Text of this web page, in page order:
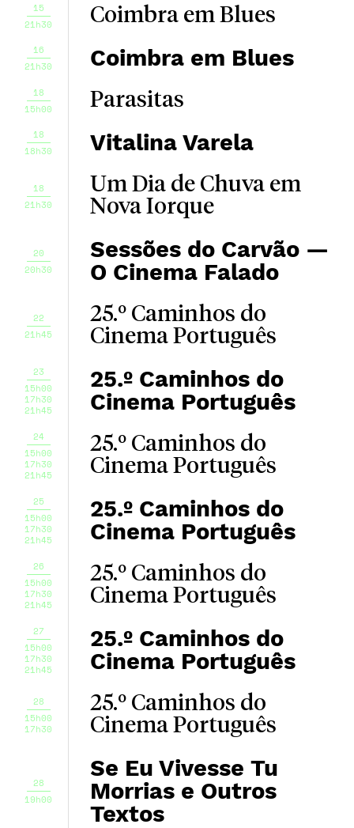
15
21h30
Coimbra em Blues
16
21h30
Coimbra em Blues
18
15h00
Parasitas
18
18h30
Vitalina Varela
18
21h30
Um Dia de Chuva em
Nova Iorque
20
20h30
Sessões do Carvão —
O Cinema Falado
22
21h45
25.º Caminhos do
Cinema Português
23
15h00
17h30
21h45
25.º Caminhos do
Cinema Português
24
15h00
17h30
21h45
25.º Caminhos do
Cinema Português
25
15h00
17h30
21h45
25.º Caminhos do
Cinema Português
26
15h00
17h30
21h45
25.º Caminhos do
Cinema Português
27
15h00
17h30
21h45
25.º Caminhos do
Cinema Português
28
15h00
17h30
25.º Caminhos do
Cinema Português
28
19h00
Se Eu Vivesse Tu
Morrias e Outros
Textos